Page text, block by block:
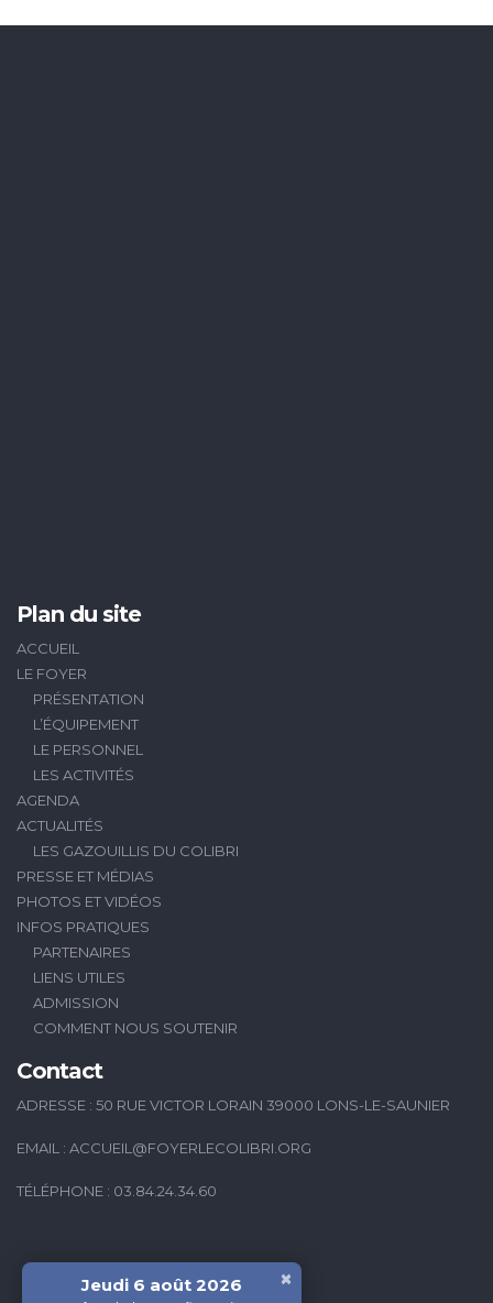
Plan du site
ACCUEIL
LE FOYER
PRÉSENTATION
L’ÉQUIPEMENT
LE PERSONNEL
LES ACTIVITÉS
AGENDA
ACTUALITÉS
LES GAZOUILLIS DU COLIBRI
PRESSE ET MÉDIAS
PHOTOS ET VIDÉOS
INFOS PRATIQUES
PARTENAIRES
LIENS UTILES
ADMISSION
COMMENT NOUS SOUTENIR
Contact
ADRESSE : 50 RUE VICTOR LORAIN 39000 LONS-LE-SAUNIER
EMAIL : ACCUEIL@FOYERLECOLIBRI.ORG
TÉLÉPHONE : 03.84.24.34.60
Jeudi 6 août 2026 ×